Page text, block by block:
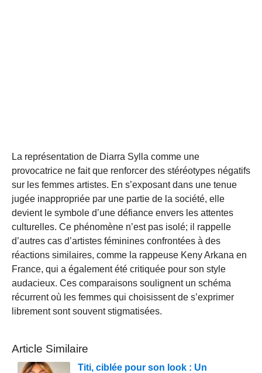
La représentation de Diarra Sylla comme une
provocatrice ne fait que renforcer des stéréotypes négatifs
sur les femmes artistes. En s’exposant dans une tenue
jugée inappropriée par une partie de la société, elle
devient le symbole d’une défiance envers les attentes
culturelles. Ce phénomène n’est pas isolé; il rappelle
d’autres cas d’artistes féminines confrontées à des
réactions similaires, comme la rappeuse Keny Arkana en
France, qui a également été critiquée pour son style
audacieux. Ces comparaisons soulignent un schéma
récurrent où les femmes qui choisissent de s’exprimer
librement sont souvent stigmatisées.
Article Similaire
Titi, ciblée pour son look : Un